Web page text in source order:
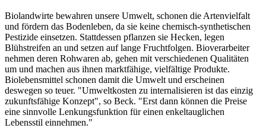
Biolandwirte bewahren unsere Umwelt, schonen die Artenvielfalt
und fördern das Bodenleben, da sie keine chemisch-synthetischen
Pestizide einsetzen. Stattdessen pflanzen sie Hecken, legen
Blühstreifen an und setzen auf lange Fruchtfolgen. Bioverarbeiter
nehmen deren Rohwaren ab, gehen mit verschiedenen Qualitäten
um und machen aus ihnen marktfähige, vielfältige Produkte.
Biolebensmittel schonen damit die Umwelt und erscheinen
deswegen so teuer. "Umweltkosten zu internalisieren ist das einzig
zukunftsfähige Konzept", so Beck. "Erst dann können die Preise
eine sinnvolle Lenkungsfunktion für einen enkeltauglichen
Lebensstil einnehmen."